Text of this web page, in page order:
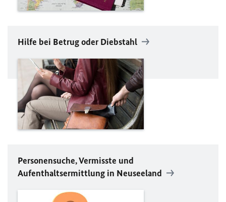
Hilfe bei Betrug oder Diebstahl
Personensuche, Vermisste und
Aufenthaltsermittlung in Neuseeland